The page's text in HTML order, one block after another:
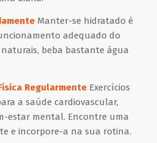
Manter-se hidratado é
adequado do
beba bastante água
RegularmenteExercícios
a saúde cardiovascular,
estar mental. Encontre uma
e incorpore-a na sua rotina.